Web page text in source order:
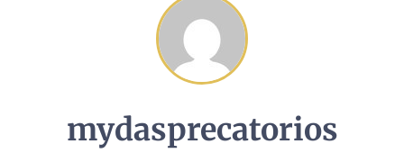
mydasprecatorios